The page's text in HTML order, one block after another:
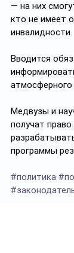
— на них
кто не имеет
инвалидности.
Вводится
Медвузы и
получат
программы
#политика